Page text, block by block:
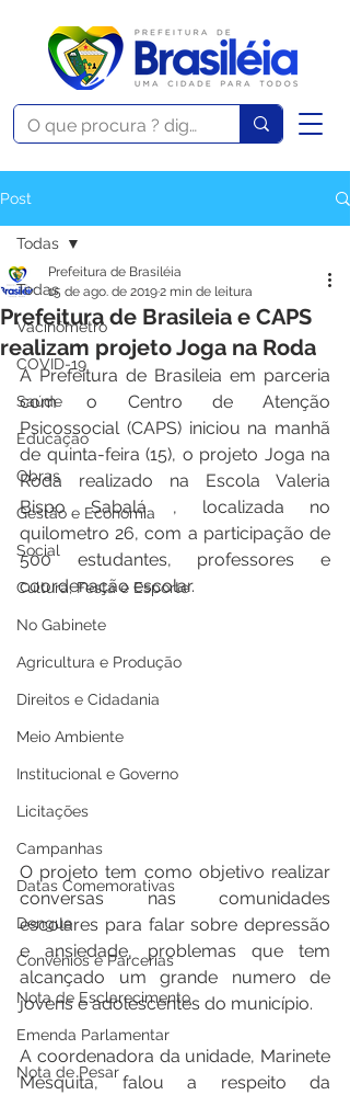
Post
Todas
Vacinômetro
COVID-19
Saúde
Educação
Obras
Gestão e Economia
Social
Cultura, Festa e Esporte
No Gabinete
Agricultura e Produção
Direitos e Cidadania
Meio Ambiente
Institucional e Governo
Licitações
Campanhas
Datas Comemorativas
Dengue
Convênios e Parcerias
Nota de Esclarecimento
Emenda Parlamentar
Nota de Pesar
Todas
Prefeitura de Brasileia e CAPS
realizam projeto Joga na Roda
Prefeitura de Brasiléia
15 de ago. de 20192 min de leitura
A Prefeitura de Brasileia em parceria
com o Centro de Atenção
Psicossocial (CAPS) iniciou na manhã
de quinta-feira (15), o projeto Joga na
Roda realizado na Escola Valeria
Bispo Sabalá , localizada no
quilometro 26, com a participação de
500 estudantes, professores e
coordenação escolar.
O projeto tem como objetivo realizar
conversas nas comunidades
escolares para falar sobre depressão
e ansiedade, problemas que tem
alcançado um grande numero de
jovens e adolescentes do município.
A coordenadora da unidade, Marinete
Mesquita, falou a respeito da